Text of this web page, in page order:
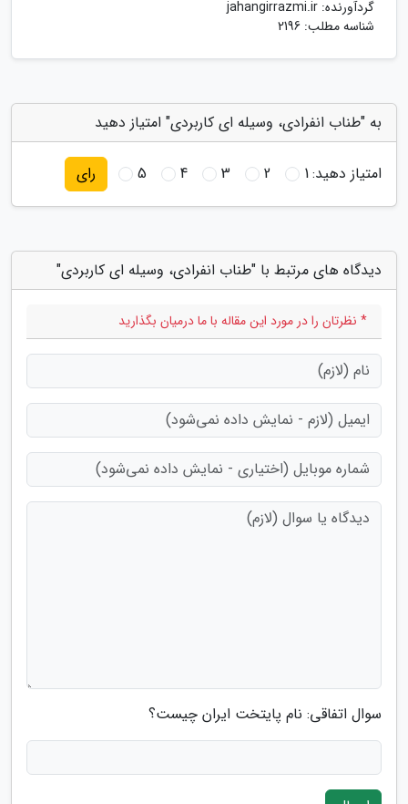
گردآورنده: jahangirrazmi.ir
شناسه مطلب: 2196
به "طناب انفرادی، وسیله ای کاربردی" امتیاز دهید
امتیاز دهید:1
2
3
4
5 رای
دیدگاه های مرتبط با "طناب انفرادی، وسیله ای کاربردی"
* نظرتان را در مورد این مقاله با ما درمیان بگذارید
سوال اتفاقی: نام پایتخت ایران چیست؟